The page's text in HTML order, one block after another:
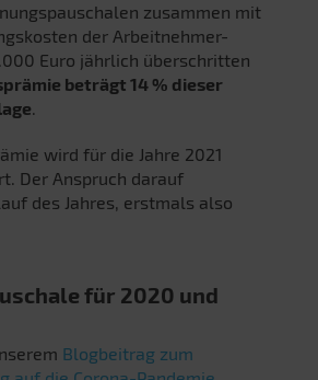
zusammen mit
der Arbeitnehmer-
Euro jährlich überschritten
beträgt 14 % dieser
.
wird für die Jahre 2021
Der Anspruch darauf
des Jahres, erstmals also
für 2020 und
Blogbeitrag zum